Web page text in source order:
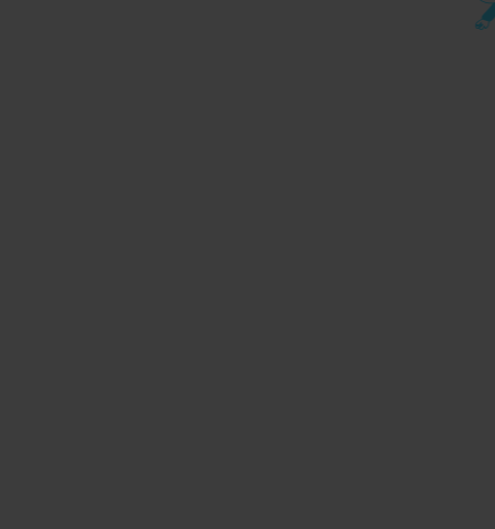
cookie tecnici.